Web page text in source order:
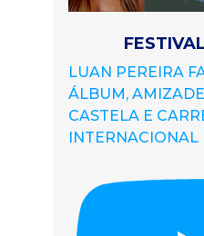
LUAN PEREIRA
ÁLBUM,
CASTELA E